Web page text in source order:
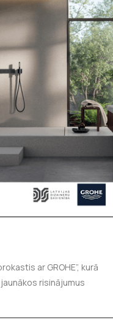
ar GROHE”, kurā
risinājumus